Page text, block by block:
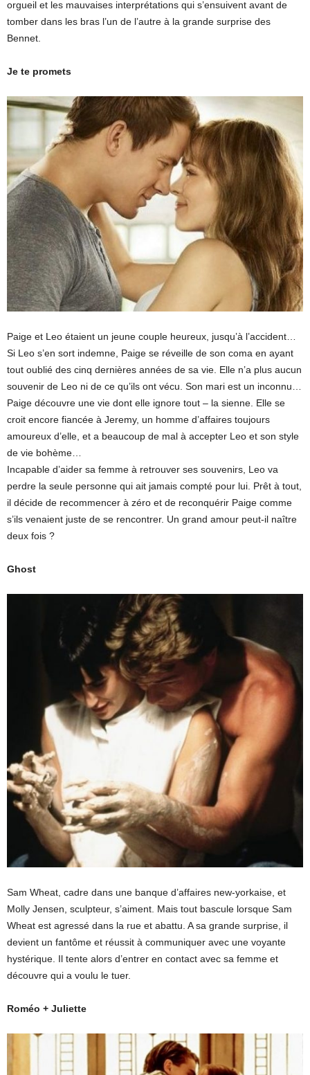
orgueil et les mauvaises interprétations qui s’ensuivent avant de
tomber dans les bras l’un de l’autre à la grande surprise des
Bennet.
Je te promets
Paige et Leo étaient un jeune couple heureux, jusqu’à l’accident…
Si Leo s’en sort indemne, Paige se réveille de son coma en ayant
tout oublié des cinq dernières années de sa vie. Elle n’a plus aucun
souvenir de Leo ni de ce qu’ils ont vécu. Son mari est un inconnu…
Paige découvre une vie dont elle ignore tout – la sienne. Elle se
croit encore fiancée à Jeremy, un homme d’affaires toujours
amoureux d’elle, et a beaucoup de mal à accepter Leo et son style
de vie bohème…
Incapable d’aider sa femme à retrouver ses souvenirs, Leo va
perdre la seule personne qui ait jamais compté pour lui. Prêt à tout,
il décide de recommencer à zéro et de reconquérir Paige comme
s’ils venaient juste de se rencontrer. Un grand amour peut-il naître
deux fois ?
Ghost
Sam Wheat, cadre dans une banque d’affaires new-yorkaise, et
Molly Jensen, sculpteur, s’aiment. Mais tout bascule lorsque Sam
Wheat est agressé dans la rue et abattu. A sa grande surprise, il
devient un fantôme et réussit à communiquer avec une voyante
hystérique. Il tente alors d’entrer en contact avec sa femme et
découvre qui a voulu le tuer.
Roméo + Juliette